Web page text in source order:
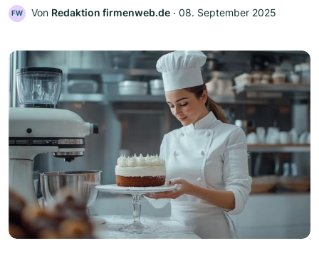
FW Von Redaktion firmenweb.de ‧ 08. September 2025